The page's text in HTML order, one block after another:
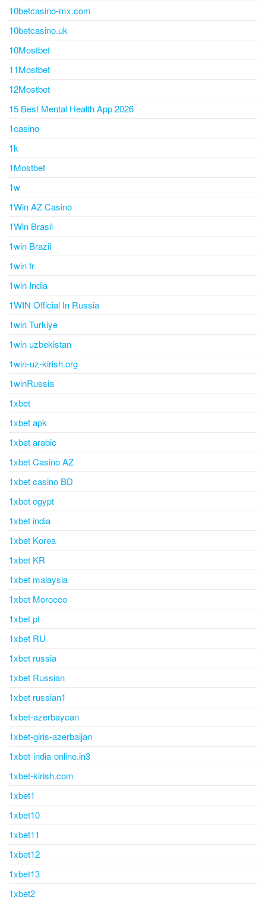
10betcasino-mx.com
10betcasino.uk
10Mostbet
11Mostbet
12Mostbet
15 Best Mental Health App 2026
1casino
1k
1Mostbet
1w
1Win AZ Casino
1Win Brasil
1win Brazil
1win fr
1win India
1WIN Official In Russia
1win Turkiye
1win uzbekistan
1win-uz-kirish.org
1winRussia
1xbet
1xbet apk
1xbet arabic
1xbet Casino AZ
1xbet casino BD
1xbet egypt
1xbet india
1xbet Korea
1xbet KR
1xbet malaysia
1xbet Morocco
1xbet pt
1xbet RU
1xbet russia
1xbet Russian
1xbet russian1
1xbet-azerbaycan
1xbet-giris-azerbaijan
1xbet-india-online.in3
1xbet-kirish.com
1xbet1
1xbet10
1xbet11
1xbet12
1xbet13
1xbet2